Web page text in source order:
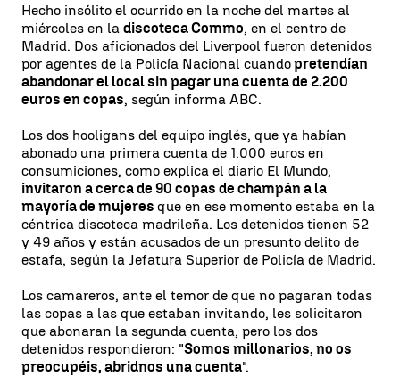
Hecho insólito el ocurrido en la noche del martes al
miércoles en la discoteca Commo, en el centro de
Madrid. Dos aficionados del Liverpool fueron detenidos
por agentes de la Policía Nacional cuandopretendían
abandonar el local sin pagar una cuenta de 2.200
euros en copas, según informa ABC.
Los dos hooligans del equipo inglés, que ya habían
abonado una primera cuenta de 1.000 euros en
consumiciones, como explica el diario El Mundo,
invitaron a cerca de 90 copas de champán a la
mayoría de mujeres que en ese momento estaba en la
céntrica discoteca madrileña. Los detenidos tienen 52
y 49 años y están acusados de un presunto delito de
estafa, según la Jefatura Superior de Policía de Madrid.
Los camareros, ante el temor de que no pagaran todas
las copas a las que estaban invitando, les solicitaron
que abonaran la segunda cuenta, pero los dos
detenidos respondieron: "Somos millonarios, no os
preocupéis, abridnos una cuenta".